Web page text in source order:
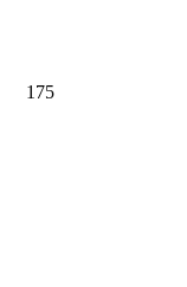
175